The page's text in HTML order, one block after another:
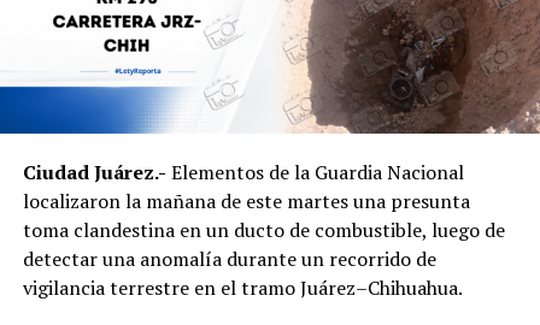
Ciudad Juárez.- Elementos de la Guardia Nacional
localizaron la mañana de este martes una presunta
toma clandestina en un ducto de combustible, luego de
detectar una anomalía durante un recorrido de
vigilancia terrestre en el tramo Juárez–Chihuahua.